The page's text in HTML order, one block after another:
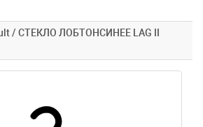
/ СТЕКЛО ЛОБТОНСИНЕЕ LAG II